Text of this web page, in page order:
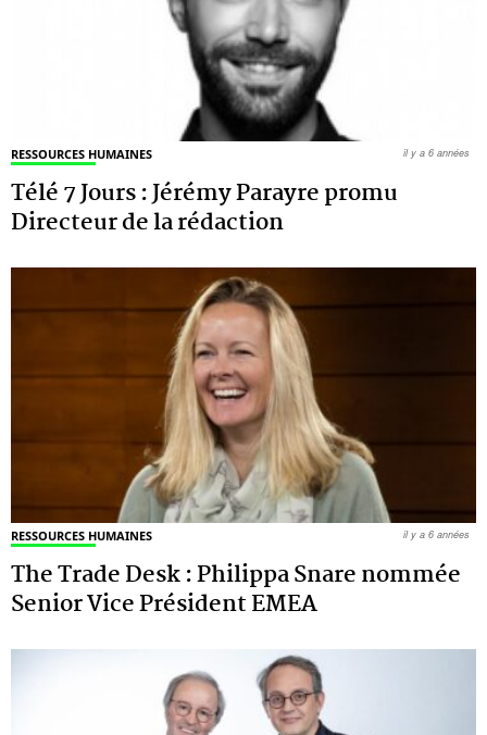
RESSOURCES HUMAINES
Télé 7 Jours : Jérémy Parayre promu
Directeur de la rédaction
il y a 6 années
RESSOURCES HUMAINES
The Trade Desk : Philippa Snare nommée
Senior Vice Président EMEA
il y a 6 années